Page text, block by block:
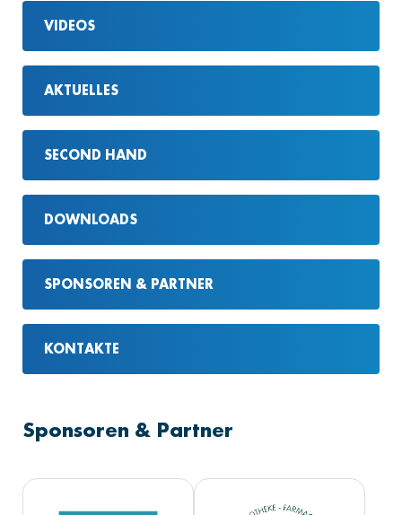
VIDEOS
AKTUELLES
SECOND HAND
DOWNLOADS
SPONSOREN & PARTNER
KONTAKTE
Sponsoren & Partner